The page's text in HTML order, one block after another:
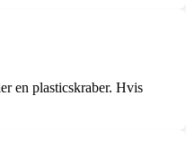
en plasticskraber. Hvis